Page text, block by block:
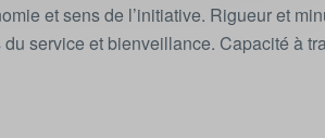
et sens de l’initiative. Rigueur et
service et bienveillance. Capacité à